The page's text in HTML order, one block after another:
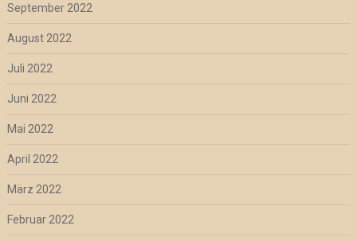
September 2022
August 2022
Juli 2022
Juni 2022
Mai 2022
April 2022
März 2022
Februar 2022